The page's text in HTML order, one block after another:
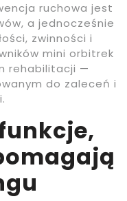
ruchowa jest
a jednocześnie
zwinności i
mini orbitrek
rehabilitacji —
do zaleceń i